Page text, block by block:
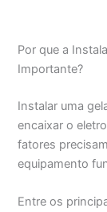
Por que a
Importante?
Instalar uma
encaixar o
fatores
equipamento
Entre os